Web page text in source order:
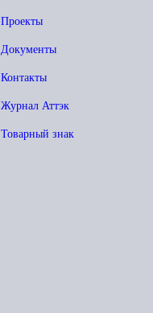
Проекты
Документы
Контакты
Журнал Аттэк
Товарный знак